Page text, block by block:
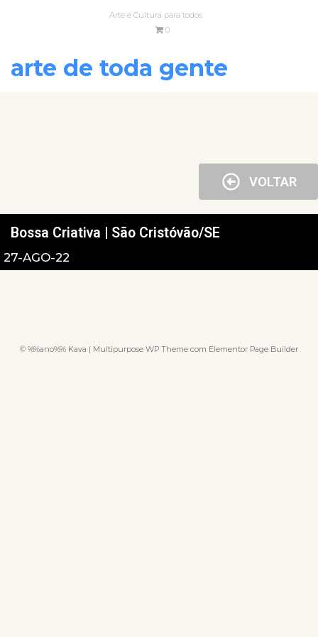
Arte e Cultura para todos
0
arte de toda gente
VOLTAR
Bossa Criativa | São Cristóvão/SE
27-AGO-22
© %%ano%% Kava | Multipurpose WP Theme com Elementor Page Builder